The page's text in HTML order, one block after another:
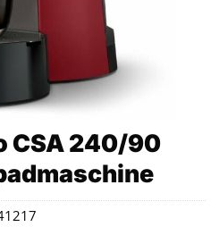
CSA 240/90